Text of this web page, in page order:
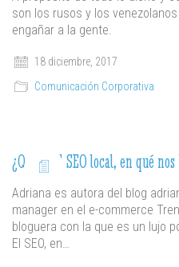
son los rusos y los
engañar a la gente.
18 diciembre, 2017
Comunicación Corporativa
¿Qué es el SEO local, en qué
Adriana es autora del blog
manager en el e-commerce
bloguera con la que es un lujo
El SEO, en…